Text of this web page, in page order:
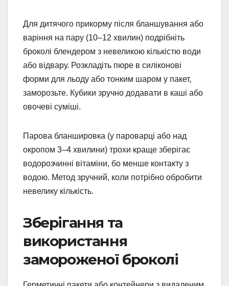
Для дитячого прикорму після бланшування або
варіння на пару (10–12 хвилин) подрібніть
броколі блендером з невеликою кількістю води
або відвару. Розкладіть пюре в силіконові
форми для льоду або тонким шаром у пакет,
заморозьте. Кубики зручно додавати в каші або
овочеві суміші.
Парова бланшировка (у пароварці або над
окропом 3–4 хвилини) трохи краще зберігає
водорозчинні вітаміни, бо менше контакту з
водою. Метод зручний, коли потрібно обробити
невелику кількість.
Зберігання та
використання
замороженої броколі